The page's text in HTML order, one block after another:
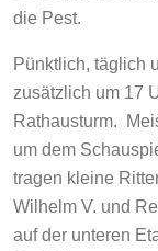
die Pest.
Pünktlich, täglich
zusätzlich um 17
Rathausturm.
um dem
tragen kleine
Wilhelm V. und
auf der unteren